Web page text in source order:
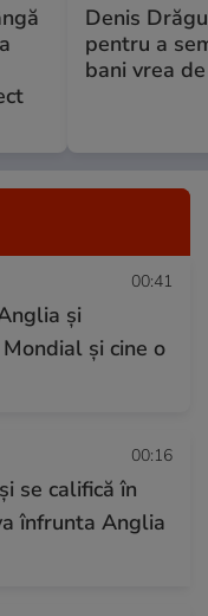
Denis
pentru a
bani vrea
00:41
și
și cine o
00:16
se califică în
înfrunta Anglia